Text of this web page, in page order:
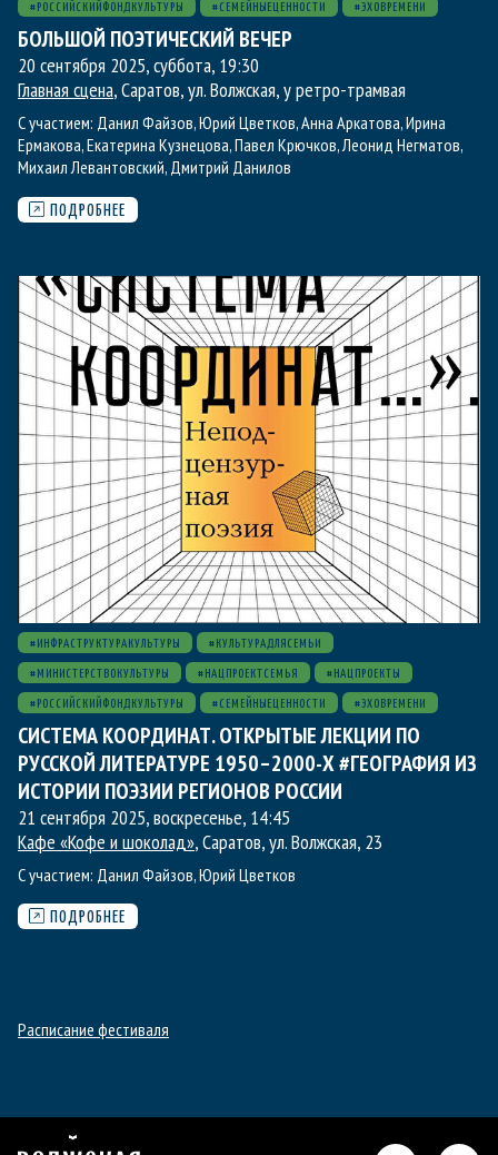
#РОССИЙСКИЙФОНДКУЛЬТУРЫ #СЕМЕЙНЫЕЦЕННОСТИ #ЭХОВРЕМЕНИ
БОЛЬШОЙ ПОЭТИЧЕСКИЙ ВЕЧЕР
20 сентября 2025, суббота, 19:30
Главная сцена, Саратов, ул. Волжская, у ретро-трамвая
С участием: Данил Файзов,Юрий Цветков,Анна Аркатова,Ирина
Ермакова,Екатерина Кузнецова,Павел Крючков,Леонид Негматов,
Михаил Левантовский, Дмитрий Данилов
ПОДРОБНЕЕ
#ИНФРАСТРУКТУРАКУЛЬТУРЫ #КУЛЬТУРАДЛЯСЕМЬИ
#МИНИСТЕРСТВОКУЛЬТУРЫ #НАЦПРОЕКТСЕМЬЯ #НАЦПРОЕКТЫ
#РОССИЙСКИЙФОНДКУЛЬТУРЫ #СЕМЕЙНЫЕЦЕННОСТИ #ЭХОВРЕМЕНИ
СИСТЕМА КООРДИНАТ. ОТКРЫТЫЕ ЛЕКЦИИ ПО
РУССКОЙ ЛИТЕРАТУРЕ 1950–2000-Х #ГЕОГРАФИЯ ИЗ
ИСТОРИИ ПОЭЗИИ РЕГИОНОВ РОССИИ
21 сентября 2025, воскресенье, 14:45
Кафе «Кофе и шоколад», Саратов, ул. Волжская, 23
С участием: Данил Файзов,Юрий Цветков
ПОДРОБНЕЕ
Расписание фестиваля